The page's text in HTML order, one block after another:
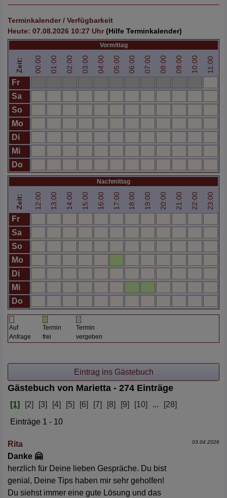
Terminkalender / Verfügbarkeit
Heute: 07.08.2026 10:27 Uhr(Hilfe Terminkalender)
Vormittag
Zeit: 00:00 01:00 02:00 03:00 04:00 05:00 06:00 07:00 08:00 09:00 10:00 11:00
Fr
Sa
So
Mo
Di
Mi
Do
Nachmittag
Zeit: 12:00 13:00 14:00 15:00 16:00 17:00 18:00 19:00 20:00 21:00 22:00 23:00
Fr
Sa
So
Mo
Di
Mi
Do
Auf
Anfrage
Termin
frei
Termin
vergeben
Gästebuch von Marietta - 274 Einträge
[1] [2] [3] [4] [5] [6] [7] [8] [9] [10] ...
[28]
Einträge 1 - 10
Rita 03.04.2026
Danke 🤗
herzlich für Deine lieben Gespräche. Du bist
genial, Deine Tips haben mir sehr geholfen!
Du siehst immer eine gute Lösung und das